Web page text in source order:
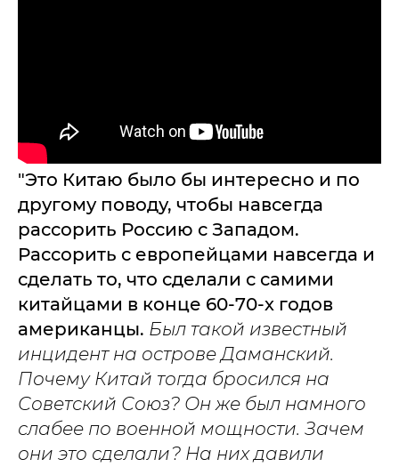
"Это Китаю было бы интересно и по
другому поводу, чтобы навсегда
рассорить Россию с Западом.
Рассорить с европейцами навсегда и
сделать то, что сделали с самими
китайцами в конце 60-70-х годов
американцы. Был такой известный
инцидент на острове Даманский.
Почему Китай тогда бросился на
Советский Союз? Он же был намного
слабее по военной мощности. Зачем
они это сделали? На них давили